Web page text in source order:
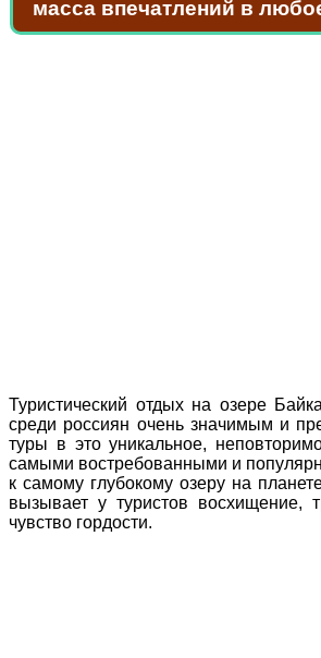
масса впечатлений в
Туристический отдых на озере
среди россиян очень значимым и
туры в это уникальное,
самыми востребованными и
к самому глубокому озеру на
вызывает у туристов восхищение,
чувство гордости.